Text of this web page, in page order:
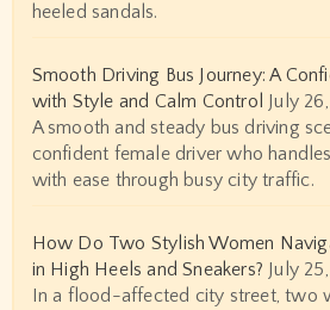
heeled sandals.
Smooth Driving Bus Journey: A
with Style and Calm Control July
A smooth and steady bus driving
confident female driver who
with ease through busy city traffic.
How Do Two Stylish Women
in High Heels and Sneakers? July
In a flood-affected city street, two